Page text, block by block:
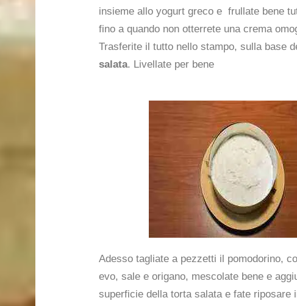
insieme allo yogurt greco e frullate bene
fino a quando non otterrete una crema
Trasferite il tutto nello stampo, sulla base
salata. Livellate per bene
Adesso tagliate a pezzetti il pomodorino,
evo, sale e origano, mescolate bene e
superficie della torta salata e fate riposare